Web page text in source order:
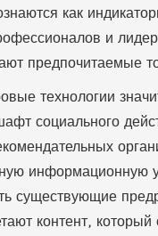
как
и
предпочитаемые
технологии
социального
информационную
существующие
контент, который